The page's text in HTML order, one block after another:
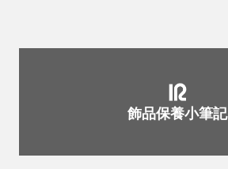
飾品保養小筆記